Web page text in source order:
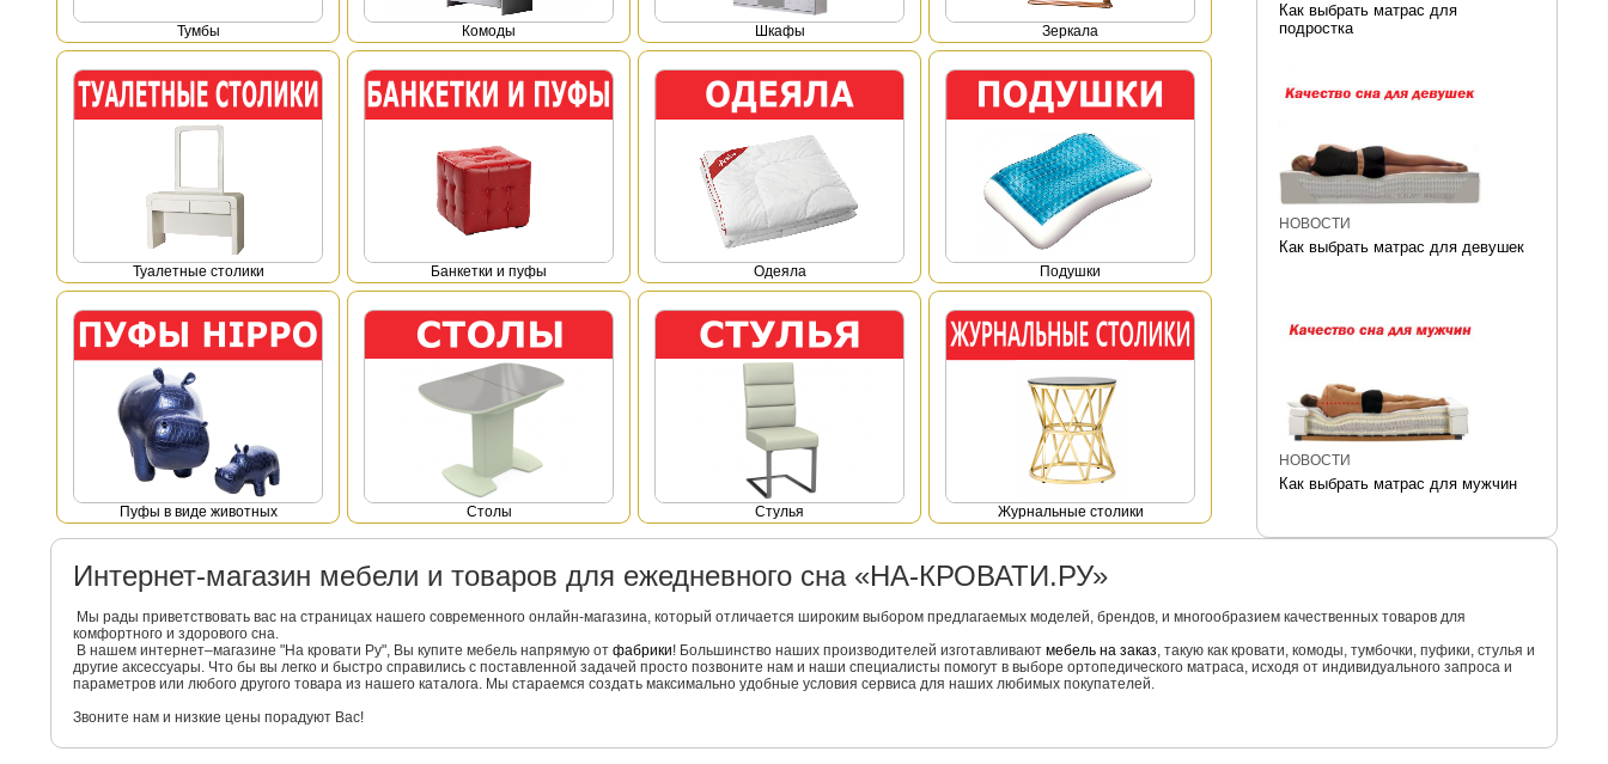
Как выбрать матрас для
подростка
НОВОСТИ
Как выбрать матрас для девушек
НОВОСТИ
Как выбрать матрас для мужчин
Тумбы Комоды Шкафы Зеркала
Туалетные столики Банкетки и пуфы Одеяла Подушки
Пуфы в виде животных Столы Стулья Журнальные столики
Интернет-магазин мебели и товаров для ежедневного сна «НА-КРОВАТИ.РУ»
Мы рады приветствовать вас на страницах нашего современного онлайн-магазина, который отличается широким выбором предлагаемых моделей, брендов, и многообразием качественных товаров для
комфортного и здорового сна.
В нашем интернет–магазине "На кровати Ру", Вы купите мебель напрямую от фабрики! Большинство наших производителей изготавливают мебель на заказ, такую как кровати, комоды, тумбочки, пуфики, стулья и
другие аксессуары. Что бы вы легко и быстро справились с поставленной задачей просто позвоните нам и наши специалисты помогут в выборе ортопедического матраса, исходя от индивидуального запроса и
параметров или любого другого товара из нашего каталога. Мы стараемся создать максимально удобные условия сервиса для наших любимых покупателей.
Звоните нам и низкие цены порадуют Вас!